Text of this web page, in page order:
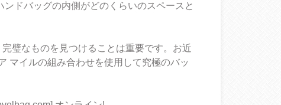
ドバッグの内側がどのくらいのスペースと
璧なものを見つけることは重要です。お近
マイルの組み合わせを使用して究極のバッ